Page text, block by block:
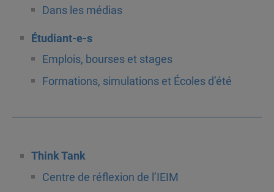
Dans les médias
Étudiant-e-s
Emplois, bourses et stages
Formations, simulations et Écoles d’été
Think Tank
Centre de réflexion de l’IEIM